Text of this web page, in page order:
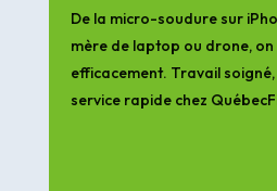
De la micro-soudure sur
mère de laptop ou drone, on
efficacement. Travail
service rapide chez